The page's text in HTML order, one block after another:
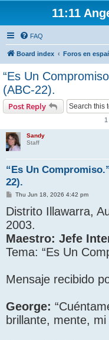
11:11
FAQ
Board index Foros en
“Es Un
(ABC-22).
Post Reply
Sandy
Staff
“Es Un
22).
P
s
t
Thu Jun 18, 2026 4:42 pm
Distrito Illawarra,
2003.
Maestro: Jefe
Tema: “Es Un
Mensaje recibido
George:
brillante, mente,